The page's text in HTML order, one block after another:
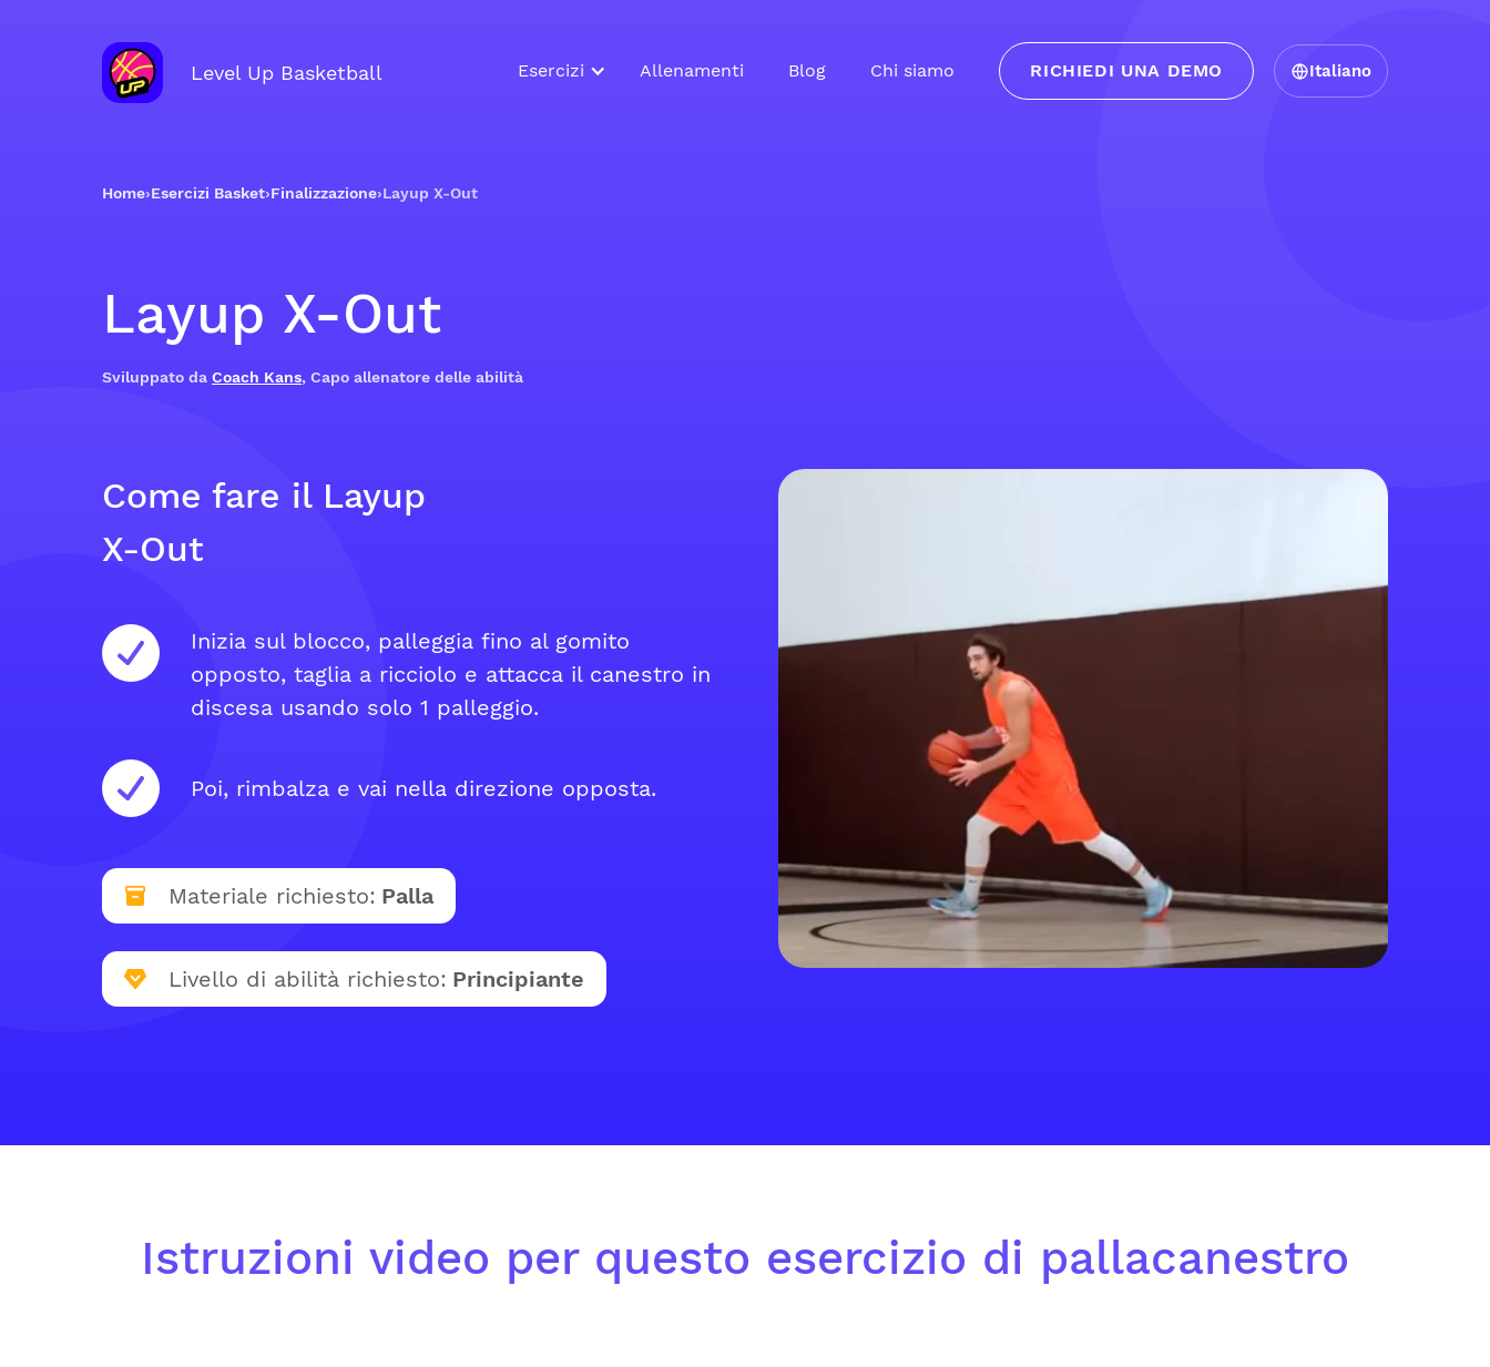
Level Up Basketball Esercizi Allenamenti Blog Chi siamo RICHIEDI UNA DEMO Italiano
Home›Esercizi Basket›Finalizzazione›Layup X-Out
Layup X-Out
Sviluppato da Coach Kans, Capo allenatore delle abilità
Come fare il Layup
X-Out
Inizia sul blocco, palleggia fino al gomito
opposto, taglia a ricciolo e attacca il canestro in
discesa usando solo 1 palleggio.
Poi, rimbalza e vai nella direzione opposta.
Materiale richiesto: Palla
Livello di abilità richiesto: Principiante
Istruzioni video per questo esercizio di pallacanestro